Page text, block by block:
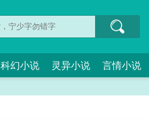
科幻小说 灵异小说 言情小说